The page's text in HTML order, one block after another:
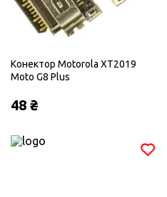
Конектор Motorola XT2019
Moto G8 Plus
48 ₴